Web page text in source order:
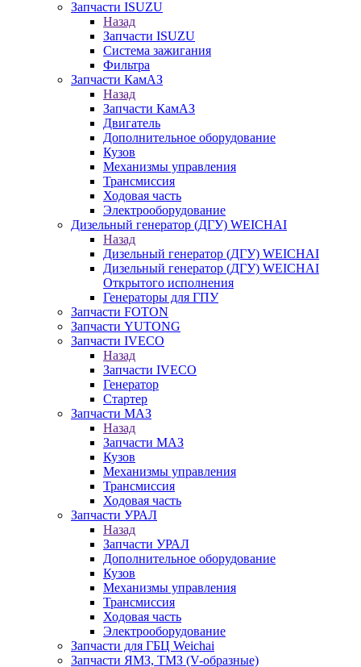
Запчасти ISUZU
Назад
Запчасти ISUZU
Система зажигания
Фильтра
Запчасти КамАЗ
Назад
Запчасти КамАЗ
Двигатель
Дополнительное оборудование
Кузов
Механизмы управления
Трансмиссия
Ходовая часть
Электрооборудование
Дизельный генератор (ДГУ) WEICHAI
Назад
Дизельный генератор (ДГУ) WEICHAI
Дизельный генератор (ДГУ) WEICHAI
Открытого исполнения
Генераторы для ГПУ
Запчасти FOTON
Запчасти YUTONG
Запчасти IVECO
Назад
Запчасти IVECO
Генератор
Стартер
Запчасти МАЗ
Назад
Запчасти МАЗ
Кузов
Механизмы управления
Трансмиссия
Ходовая часть
Запчасти УРАЛ
Назад
Запчасти УРАЛ
Дополнительное оборудование
Кузов
Механизмы управления
Трансмиссия
Ходовая часть
Электрооборудование
Запчасти для ГБЦ Weichai
Запчасти ЯМЗ, ТМЗ (V-образные)